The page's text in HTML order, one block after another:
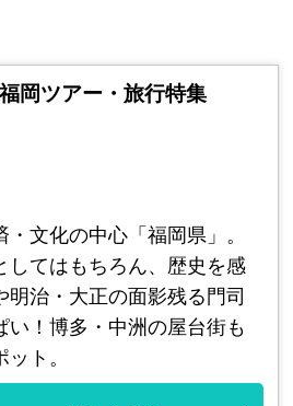
岡ツアー・旅行特集
文化の中心「福岡県」。
してはもちろん、歴史を感
明治・大正の面影残る門司
い！博多・中洲の屋台街も
ト。